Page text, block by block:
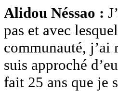
Alidou Néssao :
pas et avec
communauté, j’ai
suis approché
fait 25 ans que je